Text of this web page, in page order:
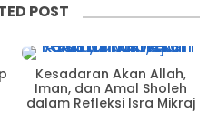
POST
Kesadaran Akan Allah,
Iman, dan Amal Sholeh
dalam Refleksi Isra Mikraj